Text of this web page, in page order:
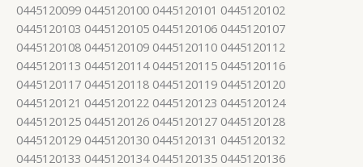
0445120099 0445120100 0445120101 0445120102
0445120103 0445120105 0445120106 0445120107
0445120108 0445120109 0445120110 0445120112
0445120113 0445120114 0445120115 0445120116
0445120117 0445120118 0445120119 0445120120
0445120121 0445120122 0445120123 0445120124
0445120125 0445120126 0445120127 0445120128
0445120129 0445120130 0445120131 0445120132
0445120133 0445120134 0445120135 0445120136